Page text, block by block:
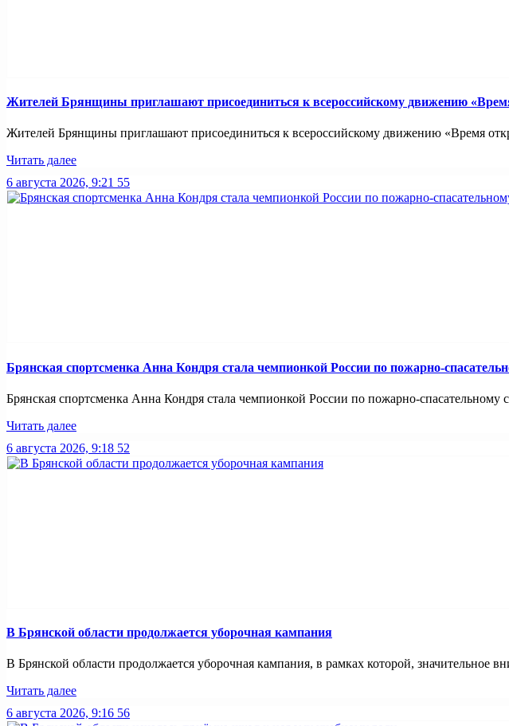
Жителей Брянщины приглашают присоединиться к всероссийскому движению
Жителей Брянщины приглашают присоединиться к всероссийскому движению «Время
Читать далее
6 августа 2026, 9:21 55
Брянская спортсменка Анна Кондря стала чемпионкой России по пожарно-
Брянская спортсменка Анна Кондря стала чемпионкой России по пожарно-спасательному
Читать далее
6 августа 2026, 9:18 52
В Брянской области продолжается уборочная кампания
В Брянской области продолжается уборочная кампания, в рамках которой, значительное
Читать далее
6 августа 2026, 9:16 56